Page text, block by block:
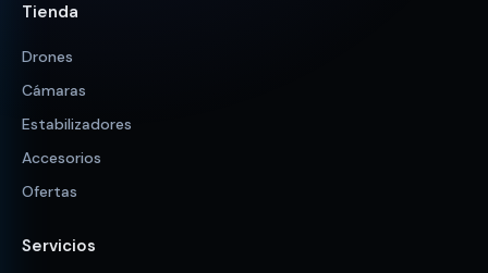
Tienda
Drones
Cámaras
Estabilizadores
Accesorios
Ofertas
Servicios